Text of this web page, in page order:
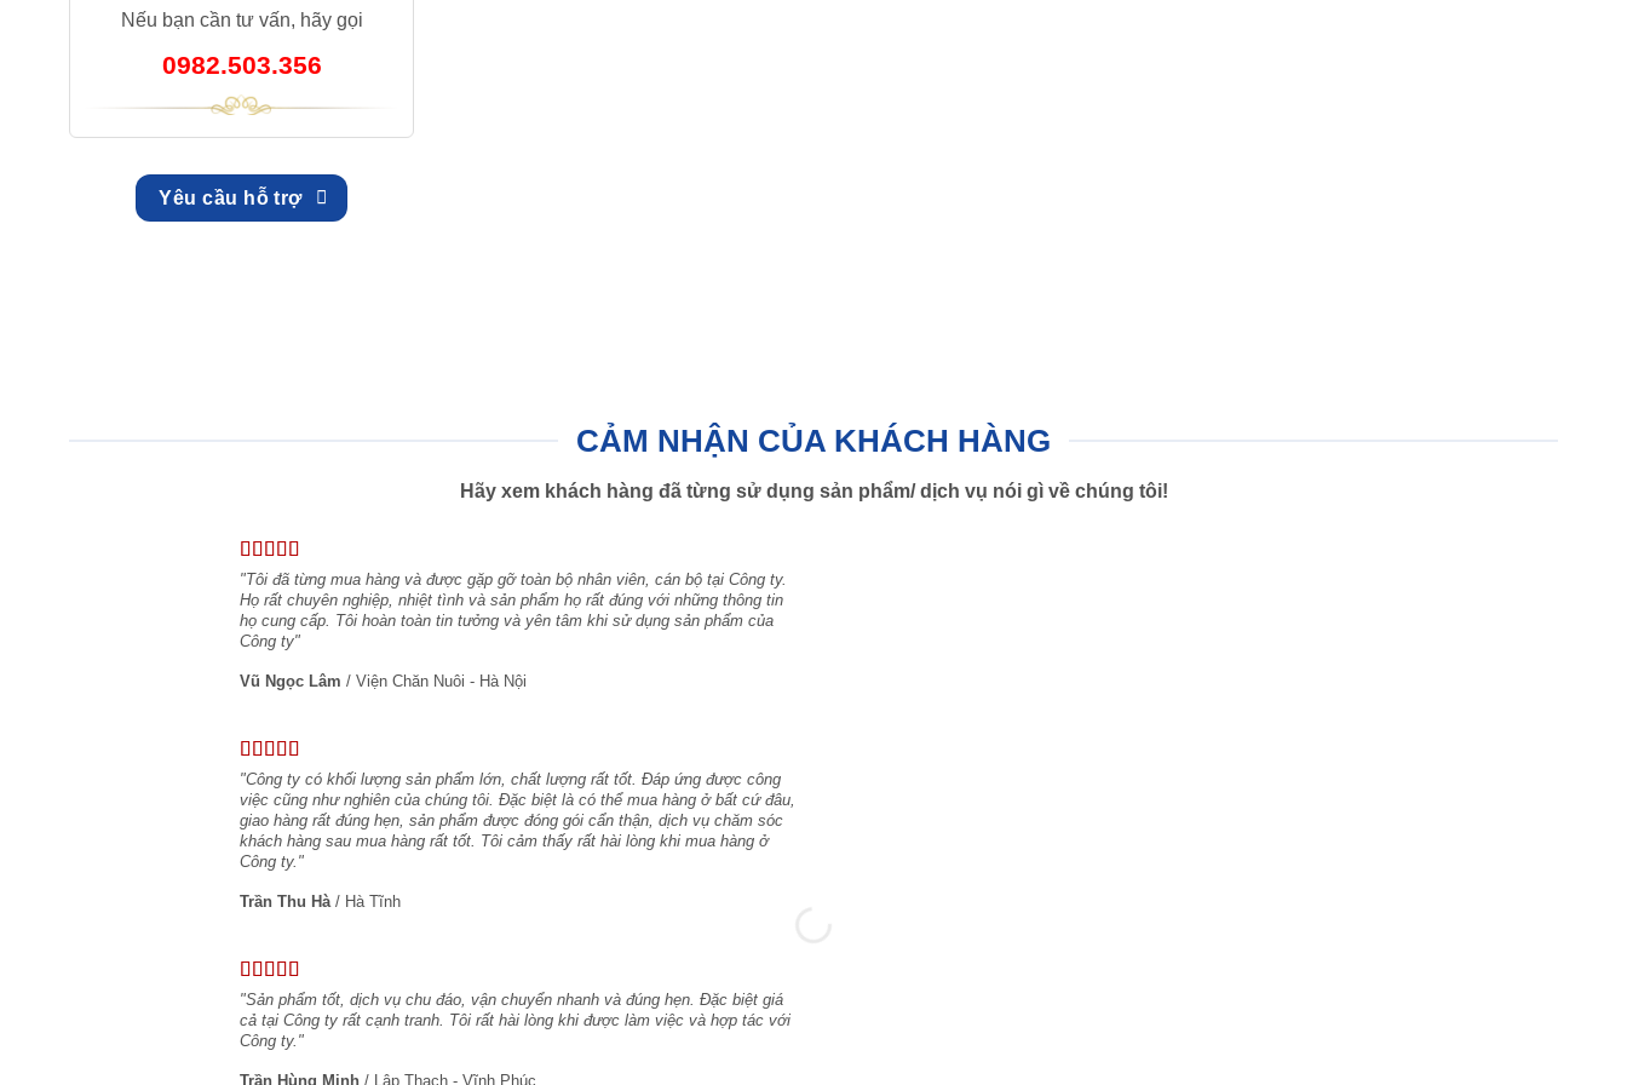
Nếu bạn cần tư vấn, hãy gọi
0982.503.356
Yêu cầu hỗ trợ
CẢM NHẬN CỦA KHÁCH HÀNG
Hãy xem khách hàng đã từng sử dụng sản phẩm/ dịch vụ nói gì về chúng tôi!
"Tôi đã từng mua hàng và được gặp gỡ toàn bộ nhân viên, cán bộ tại Công ty.
Họ rất chuyên nghiệp, nhiệt tình và sản phẩm họ rất đúng với những thông tin
họ cung cấp. Tôi hoàn toàn tin tưởng và yên tâm khi sử dụng sản phẩm của
Công ty"
Vũ Ngọc Lâm / Viện Chăn Nuôi - Hà Nội
"Công ty có khối lượng sản phẩm lớn, chất lượng rất tốt. Đáp ứng được công
việc cũng như nghiên của chúng tôi. Đặc biệt là có thể mua hàng ở bất cứ đâu,
giao hàng rất đúng hẹn, sản phẩm được đóng gói cẩn thận, dịch vụ chăm sóc
khách hàng sau mua hàng rất tốt. Tôi cảm thấy rất hài lòng khi mua hàng ở
Công ty."
Trần Thu Hà / Hà Tĩnh
"Sản phẩm tốt, dịch vụ chu đáo, vận chuyển nhanh và đúng hẹn. Đặc biệt giá
cả tại Công ty rất cạnh tranh. Tôi rất hài lòng khi được làm việc và hợp tác với
Công ty."
Trần Hùng Minh / Lập Thạch - Vĩnh Phúc